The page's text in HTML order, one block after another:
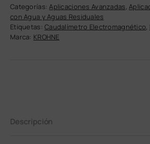
Categorías:Aplicaciones Avanzadas,
con Agua y Aguas Residuales
Etiquetas:Caudalímetro Electromagnético,
Marca: KROHNE
Descripción